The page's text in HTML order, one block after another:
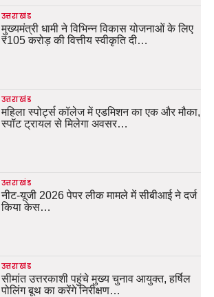
उत्तराखंड
मुख्यमंत्री धामी ने विभिन्न विकास योजनाओं के लिए
₹105 करोड़ की वित्तीय स्वीकृति दी…
उत्तराखंड
महिला स्पोर्ट्स कॉलेज में एडमिशन का एक और मौका,
स्पॉट ट्रायल से मिलेगा अवसर…
उत्तराखंड
नीट-यूजी 2026 पेपर लीक मामले में सीबीआई ने दर्ज
किया केस…
उत्तराखंड
सीमांत उत्तरकाशी पहुंचे मुख्य चुनाव आयुक्त, हर्षिल
पोलिंग बूथ का करेंगे निरीक्षण…